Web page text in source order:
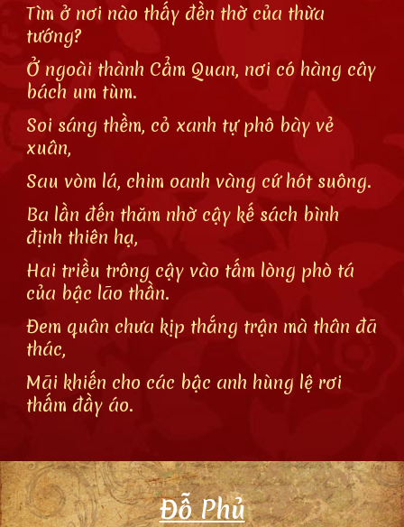
Tìm ở nơi nào thấy đền thờ của thừa
tướng?
Ở ngoài thành Cẩm Quan, nơi có hàng cây
bách um tùm.
Soi sáng thềm, cỏ xanh tự phô bày vẻ
xuân,
Sau vòm lá, chim oanh vàng cứ hót suông.
Ba lần đến thăm nhờ cậy kế sách bình
định thiên hạ,
Hai triều trông cậy vào tấm lòng phò tá
của bậc lão thần.
Đem quân chưa kịp thắng trận mà thân đã
thác,
Mãi khiến cho các bậc anh hùng lệ rơi
thấm đầy áo.
Đỗ Phủ